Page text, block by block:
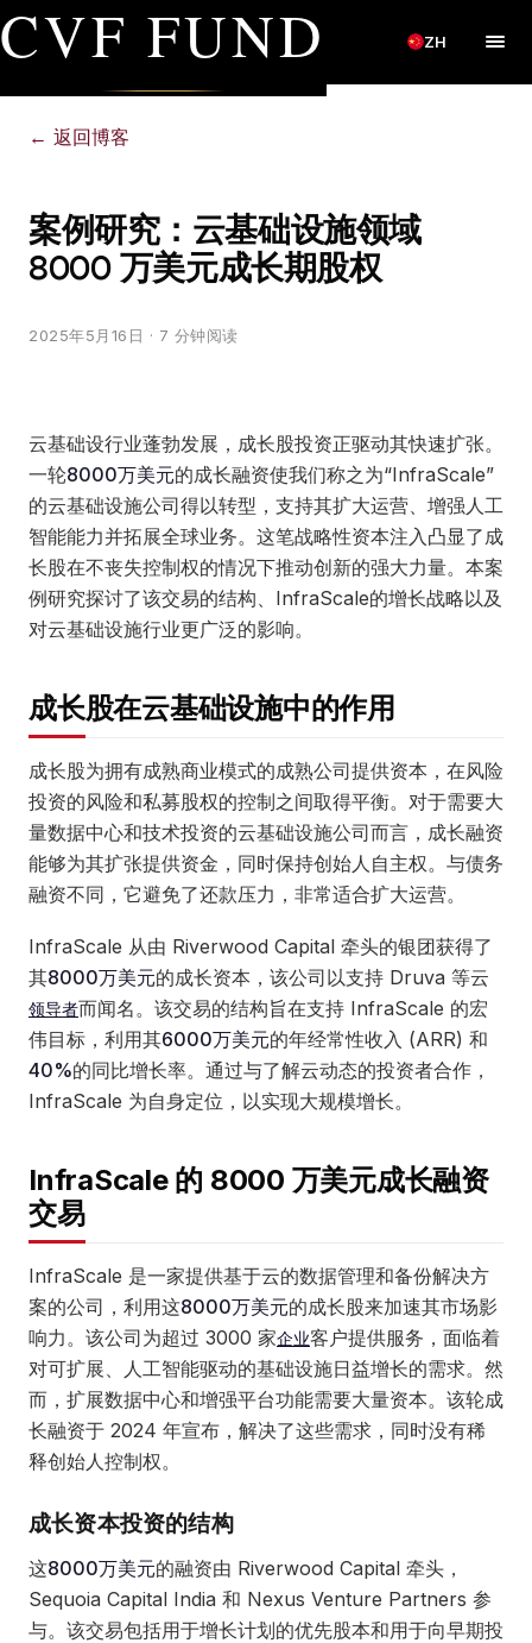
CVF FUND ZH
← 返回博客
案例研究：云基础设施领域
8000 万美元成长期股权
2025年5月16日 · 7 分钟阅读
云基础设行业蓬勃发展，成长股投资正驱动其快速扩张。
一轮8000万美元的成长融资使我们称之为“InfraScale”
的云基础设施公司得以转型，支持其扩大运营、增强人工
智能能力并拓展全球业务。这笔战略性资本注入凸显了成
长股在不丧失控制权的情况下推动创新的强大力量。本案
例研究探讨了该交易的结构、InfraScale的增长战略以及
对云基础设施行业更广泛的影响。
成长股在云基础设施中的作用
成长股为拥有成熟商业模式的成熟公司提供资本，在风险
投资的风险和私募股权的控制之间取得平衡。对于需要大
量数据中心和技术投资的云基础设施公司而言，成长融资
能够为其扩张提供资金，同时保持创始人自主权。与债务
融资不同，它避免了还款压力，非常适合扩大运营。
InfraScale 从由 Riverwood Capital 牵头的银团获得了
其8000万美元的成长资本，该公司以支持 Druva 等云
领导者而闻名。该交易的结构旨在支持 InfraScale 的宏
伟目标，利用其6000万美元的年经常性收入 (ARR) 和
40%的同比增长率。通过与了解云动态的投资者合作，
InfraScale 为自身定位，以实现大规模增长。
InfraScale 的 8000 万美元成长融资
交易
InfraScale 是一家提供基于云的数据管理和备份解决方
案的公司，利用这8000万美元的成长股来加速其市场影
响力。该公司为超过 3000 家企业客户提供服务，面临着
对可扩展、人工智能驱动的基础设施日益增长的需求。然
而，扩展数据中心和增强平台功能需要大量资本。该轮成
长融资于 2024 年宣布，解决了这些需求，同时没有稀
释创始人控制权。
成长资本投资的结构
这8000万美元的融资由 Riverwood Capital 牵头，
Sequoia Capital India 和 Nexus Venture Partners 参
与。该交易包括用于增长计划的优先股本和用于向早期投